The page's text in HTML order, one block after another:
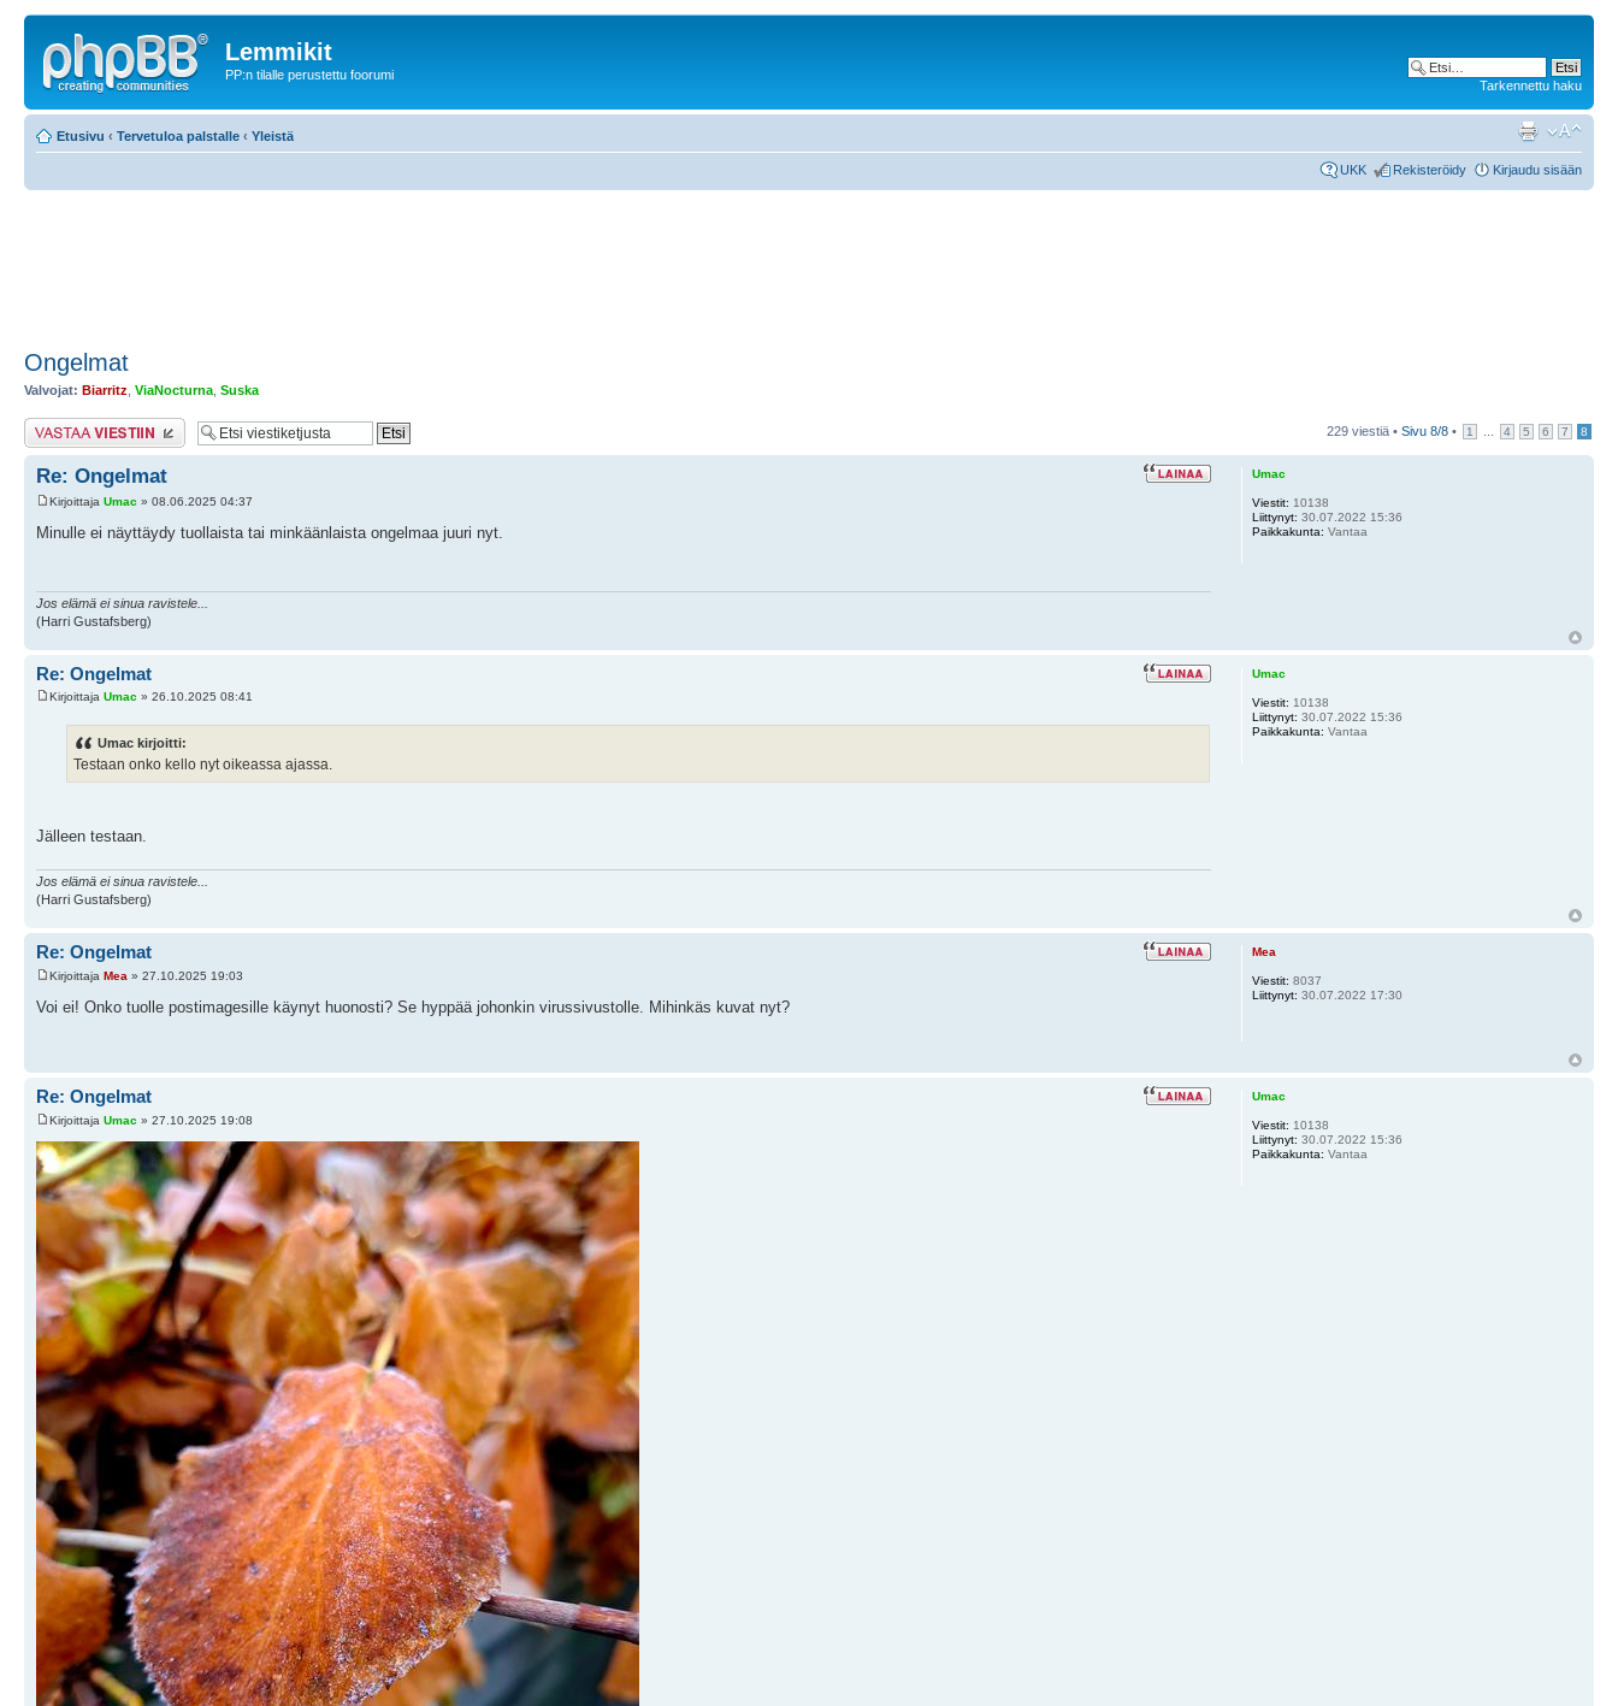
Lemmikit
PP:n tilalle perustettu foorumi
Tarkennettu haku
Etusivu ‹ Tervetuloa palstalle ‹ Yleistä
UKK Rekisteröidy Kirjaudu sisään
Ongelmat
Valvojat: Biarritz ViaNocturna Suska
Lähetä vastaus 229 viestiä • Sivu 8/8 • 1 4 5 6 7 8
Re: Ongelmat
Kirjoittaja Umac » 08.06.2025 04:37
Minulle ei näyttäydy tuollaista tai minkäänlaista ongelmaa juuri nyt.
Jos elämä ei sinua ravistele...
(Harri Gustafsberg)
Umac
Viestit: 10138
Liittynyt: 30.07.2022 15:36
Paikkakunta: Vantaa
Re: Ongelmat
Kirjoittaja Umac » 26.10.2025 08:41
Umac kirjoitti:
Testaan onko kello nyt oikeassa ajassa.
Jälleen testaan.
Jos elämä ei sinua ravistele...
(Harri Gustafsberg)
Umac
Viestit: 10138
Liittynyt: 30.07.2022 15:36
Paikkakunta: Vantaa
Re: Ongelmat
Kirjoittaja Mea » 27.10.2025 19:03
Voi ei! Onko tuolle postimagesille käynyt huonosti? Se hyppää johonkin virussivustolle. Mihinkäs kuvat nyt?
Mea
Viestit: 8037
Liittynyt: 30.07.2022 17:30
Re: Ongelmat
Kirjoittaja Umac » 27.10.2025 19:08
Umac
Viestit: 10138
Liittynyt: 30.07.2022 15:36
Paikkakunta: Vantaa